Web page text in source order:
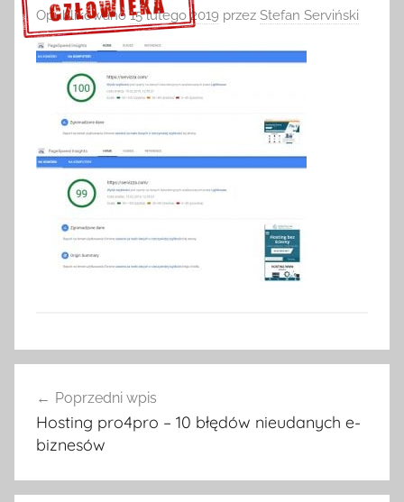
Sprawdź szczegóły >>>
Opublikowano15 lutego 2019 przez Stefan Serviński
wpisu
Poprzedni wpis
Hosting pro4pro – 10 błędów nieudanych e-
biznesów